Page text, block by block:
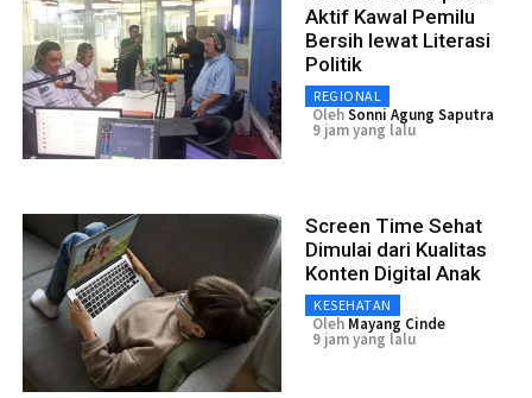
Aktif Kawal Pemilu
Bersih lewat Literasi
Politik
REGIONAL
OlehSonni Agung Saputra
9 jam yang lalu
Screen Time Sehat
Dimulai dari Kualitas
Konten Digital Anak
KESEHATAN
Oleh Mayang Cinde
9 jam yang lalu